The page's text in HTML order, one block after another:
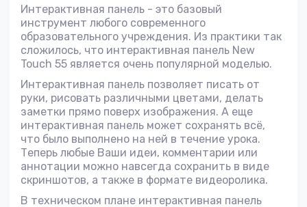
Интерактивная панель - это базовый
инструмент любого современного
образовательного учреждения. Из практики так
сложилось, что интерактивная панель New
Touch 55 является очень популярной моделью.
Интерактивная панель позволяет писать от
руки, рисовать различными цветами, делать
заметки прямо поверх изображения. А еще
интерактивная панель может сохранять всё,
что было выполнено на ней в течение урока.
Теперь любые Ваши идеи, комментарии или
аннотации можно навсегда сохранить в виде
скриншотов, а также в формате видеоролика.
В техническом плане интерактивная панель